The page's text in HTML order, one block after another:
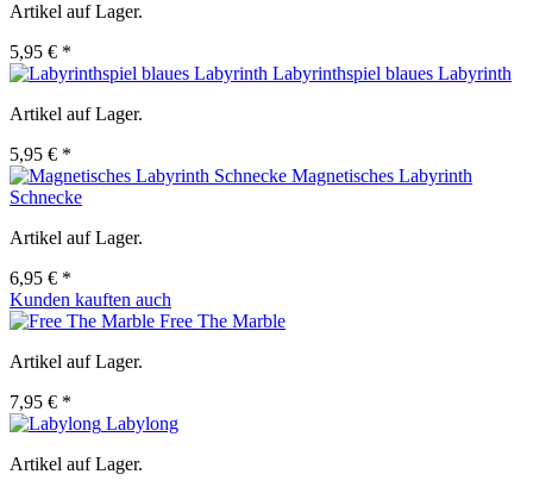
Artikel auf Lager.
5,95 € *
Labyrinthspiel blaues Labyrinth
Artikel auf Lager.
5,95 € *
Magnetisches Labyrinth
Schnecke
Artikel auf Lager.
6,95 € *
Kunden kauften auch
Free The Marble
Artikel auf Lager.
7,95 € *
Labylong
Artikel auf Lager.